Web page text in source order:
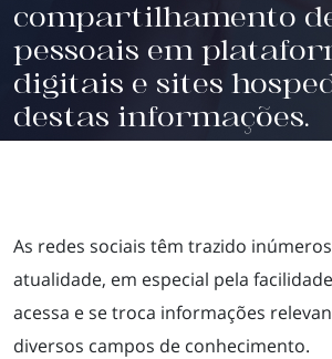
compartilhamento
pessoais em
digitais e sites
destas informações.
As redes sociais têm trazido
atualidade, em especial pela
acessa e se troca informações
diversos campos de conhecimento.